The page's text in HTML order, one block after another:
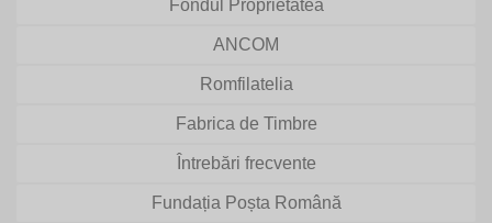
Fondul Proprietatea
ANCOM
Romfilatelia
Fabrica de Timbre
Întrebări frecvente
Fundația Poșta Română